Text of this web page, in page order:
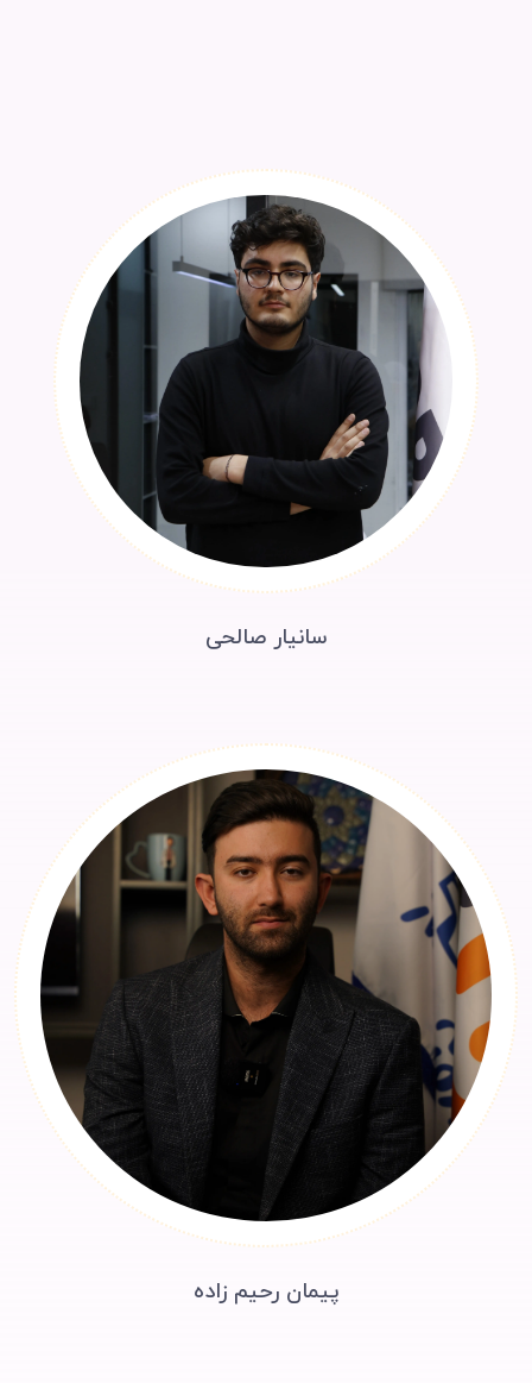
سانیار صالحی
پیمان رحیم زاده